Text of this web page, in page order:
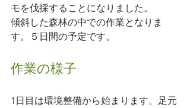
モを伐採することになりました。
傾斜した森林の中での作業となりま
す。５日間の予定です。
作業の様子
1日目は環境整備から始まります。足元